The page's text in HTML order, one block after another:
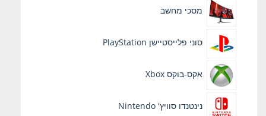
מסכי מחשב
סוני פלייסטיישן PlayStation
אקס-בוקס Xbox
נינטנדו סוויץ' Nintendo